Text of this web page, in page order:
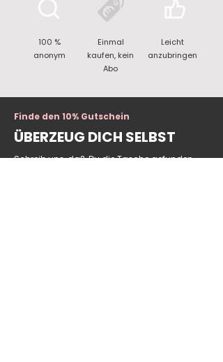
100 %
anonym
Einmal
kaufen, kein
Abo
Leicht
anzubringen
Finde den 10% Gutschein
ÜBERZEUG DICH SELBST
Schreib uns, daß Du die Tasche gefunden